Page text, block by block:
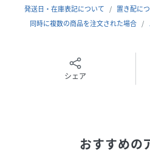
発送日・在庫表記について 置き配に
同時に複数の商品を注文された場合
シェア
おすすめの